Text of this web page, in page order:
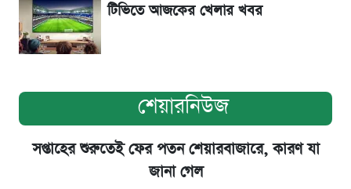
টিভিতে আজকের খেলার খবর
শেয়ারনিউজ
সপ্তাহের শুরুতেই ফের পতন শেয়ারবাজারে, কারণ যা
জানা গেল